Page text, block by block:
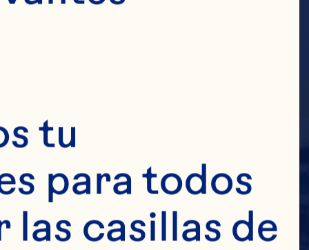
tu
para todos
las casillas de